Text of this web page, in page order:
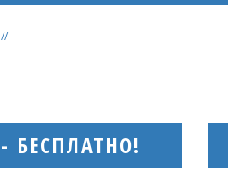
БЕСПЛАТНО!